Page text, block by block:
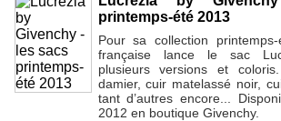
printemps-été 2013
Pour sa collection
française lance le sac
plusieurs versions et
damier, cuir matelassé noir,
tant d’autres encore...
2012 en boutique Givenchy.